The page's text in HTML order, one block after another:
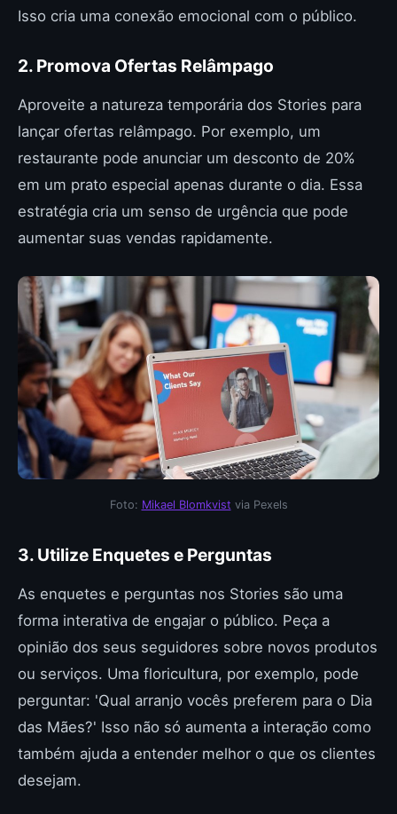
Isso cria uma conexão emocional com o público.
2. Promova Ofertas Relâmpago
Aproveite a natureza temporária dos Stories para
lançar ofertas relâmpago. Por exemplo, um
restaurante pode anunciar um desconto de 20%
em um prato especial apenas durante o dia. Essa
estratégia cria um senso de urgência que pode
aumentar suas vendas rapidamente.
Foto: Mikael Blomkvist via Pexels
3. Utilize Enquetes e Perguntas
As enquetes e perguntas nos Stories são uma
forma interativa de engajar o público. Peça a
opinião dos seus seguidores sobre novos produtos
ou serviços. Uma floricultura, por exemplo, pode
perguntar: 'Qual arranjo vocês preferem para o Dia
das Mães?' Isso não só aumenta a interação como
também ajuda a entender melhor o que os clientes
desejam.